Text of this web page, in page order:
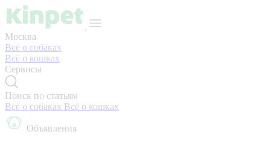
Москва
Всё о собаках
Всё о кошках
Сервисы
Поиск по статьям
Всё о собаках Всё о кошках
Объявления